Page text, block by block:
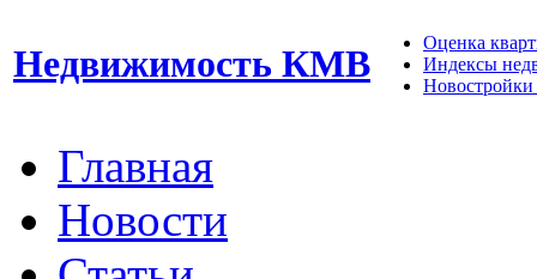
Недвижимость КМВ
Оценка
Индексы
Новостройки
Главная
Новости